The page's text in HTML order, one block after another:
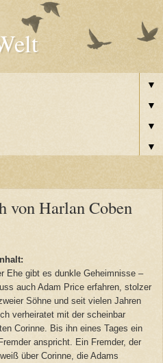
▼
▼
▼
▼
von Harlan Coben
Ehe gibt es dunkle Geheimnisse –
auch Adam Price erfahren, stolzer
Söhne und seit vielen Jahren
verheiratet mit der scheinbar
Corinne. Bis ihn eines Tages ein
anspricht. Ein Fremder, der
über Corinne, die Adams